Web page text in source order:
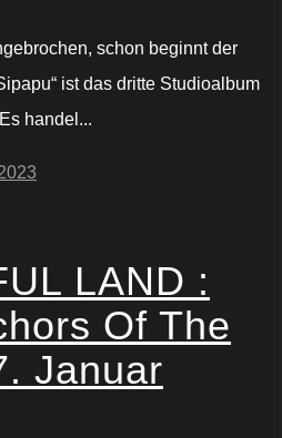
schon beginnt der
ist das dritte Studioalbum
handel...
LAND :
Of The
Januar